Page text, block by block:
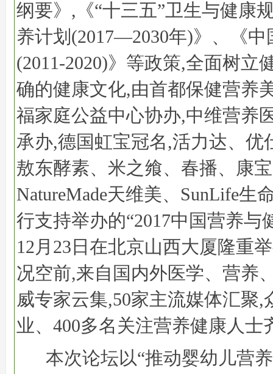
纲要》,《“十三五”卫生与健康
养计划(2017—2030年)》、《
(2011-2020)》等政策,全面树立
确的健康文化,由首都保健营养
福家庭公益中心协办,中维营养
承办,德国虹宝冠名,活力达、优
敖东酵素、米之飨、春播、康
NatureMade天维美、SunLife生
行支持举办的“2017中国营养与
12月23日在北京山西大厦隆重
况空前,来自国内外医学、营养
威专家云集,50家主流媒体汇聚,
业、400多名关注营养健康人士
本次论坛以“推动婴幼儿营